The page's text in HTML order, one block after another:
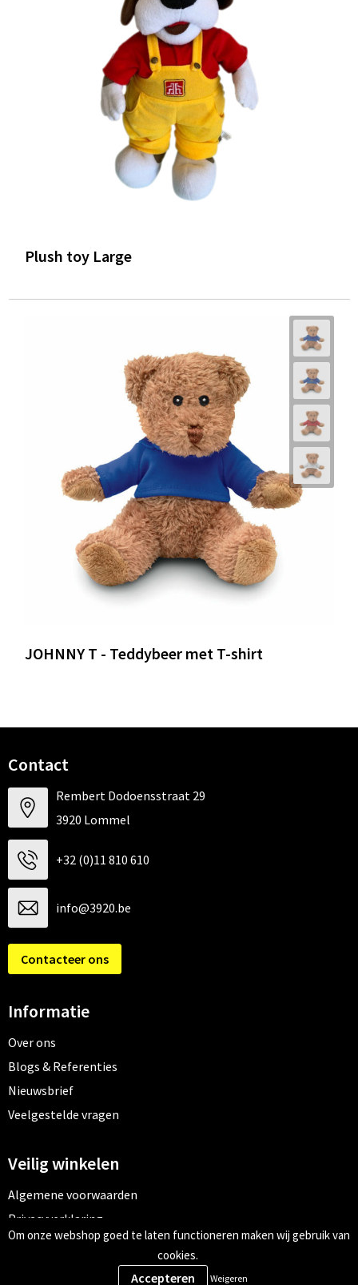
Plush toy Large
JOHNNY T - Teddybeer met T-shirt
Contact
Rembert Dodoensstraat 29
3920 Lommel
+32 (0)11 810 610
info@3920.be
Contacteer ons
Informatie
Over ons
Blogs & Referenties
Nieuwsbrief
Veelgestelde vragen
Veilig winkelen
Algemene voorwaarden
Privacyverklaring
Cookiebeleid
Om onze webshop goed te laten functioneren maken wij gebruik van
cookies.
Weigeren